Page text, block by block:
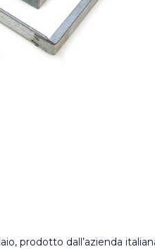
prodotto dall’azienda